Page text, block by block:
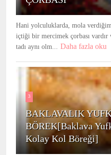
Hani yolculuklarda, mola
içtiği bir mercimek çorbası vardır
tadı aynı olm...
Daha fazla oku
3
BAKLAVALIK
BÖREK[Baklava
Kolay Kol Böreği]